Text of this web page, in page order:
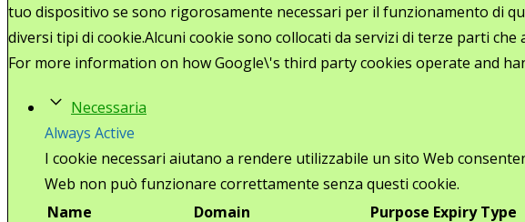
tuo dispositivo se sono rigorosamente necessari per il funzionamento di
diversi tipi di cookie.Alcuni cookie sono collocati da servizi di terze parti
For more information on how Google\'s third party cookies operate and
Necessaria
Always Active
I cookie necessari aiutano a rendere utilizzabile un sito Web
Web non può funzionare correttamente senza questi cookie.
Name
Domain Purpose Expiry Type